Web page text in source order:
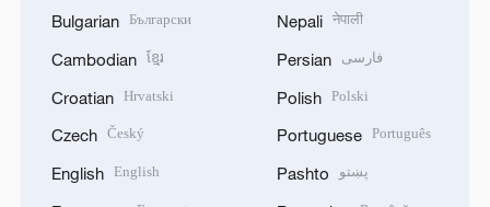
Bulgarian Български
Cambodian ខ្មែរ
Croatian Hrvatski
Czech Český
English English
Nepali नेपाली
Persian فارسی
Polish Polski
Portuguese Português
Pashto پښتو